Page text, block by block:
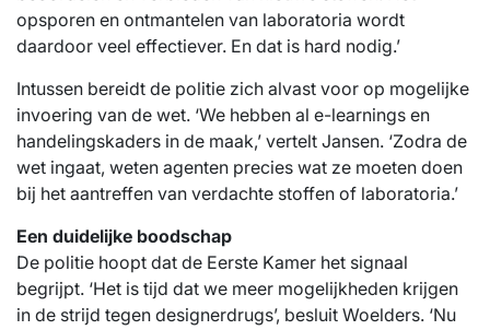
opsporen en ontmantelen van laboratoria wordt
daardoor veel effectiever. En dat is hard nodig.’
Intussen bereidt de politie zich alvast voor op mogelijke
invoering van de wet. ‘We hebben al e-learnings en
handelingskaders in de maak,’ vertelt Jansen. ‘Zodra de
wet ingaat, weten agenten precies wat ze moeten doen
bij het aantreffen van verdachte stoffen of laboratoria.’
Een duidelijke boodschap
De politie hoopt dat de Eerste Kamer het signaal
begrijpt. ‘Het is tijd dat we meer mogelijkheden krijgen
in de strijd tegen designerdrugs’, besluit Woelders. ‘Nu